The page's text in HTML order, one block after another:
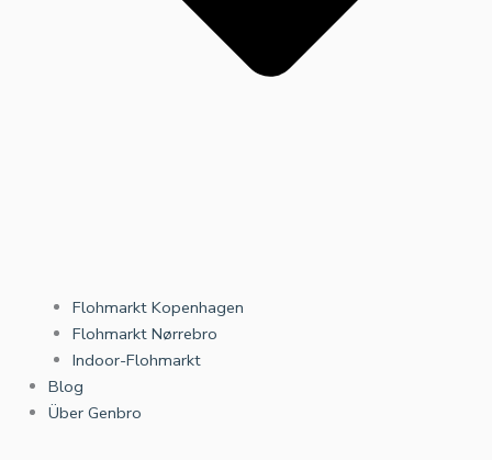
Flohmarkt Kopenhagen
Flohmarkt Nørrebro
Indoor-Flohmarkt
Blog
Über Genbro